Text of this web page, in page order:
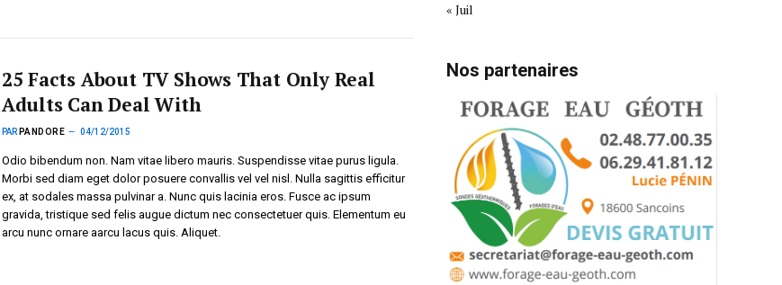
25 Facts About TV Shows That Only Real
Adults Can Deal With
PAR PANDORE 04/12/2015
Odio bibendum non. Nam vitae libero mauris. Suspendisse vitae purus ligula.
Morbi sed diam eget dolor posuere convallis vel vel nisl. Nulla sagittis efficitur
ex, at sodales massa pulvinar a. Nunc quis lacinia eros. Fusce ac ipsum
gravida, tristique sed felis augue dictum nec consectetuer quis. Elementum eu
arcu nunc ornare aarcu lacus quis. Aliquet.
« Juil
Nos partenaires